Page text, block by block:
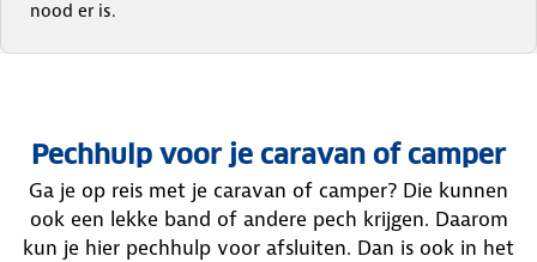
nood er is.
Pechhulp voor je caravan of camper
Ga je op reis met je caravan of camper? Die kunnen
ook een lekke band of andere pech krijgen. Daarom
kun je hier pechhulp voor afsluiten. Dan is ook in het